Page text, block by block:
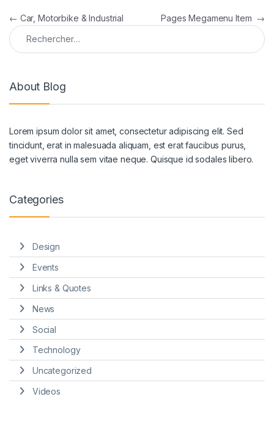
Navigation de l’article
← Car, Motorbike & Industrial Pages Megamenu Item →
Rechercher :
About Blog
Lorem ipsum dolor sit amet, consectetur adipiscing elit. Sed
tincidunt, erat in malesuada aliquam, est erat faucibus purus,
eget viverra nulla sem vitae neque. Quisque id sodales libero.
Categories
Design
Events
Links & Quotes
News
Social
Technology
Uncategorized
Videos